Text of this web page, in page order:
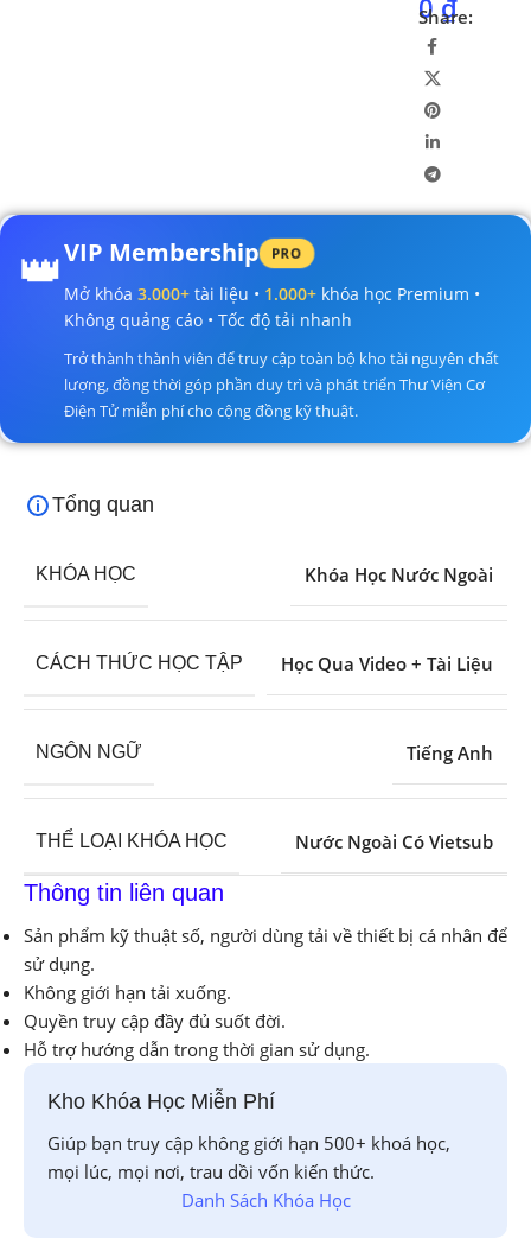
0₫
Share:
👑VIP Membership PRO
Mở khóa 3.000+ tài liệu • 1.000+ khóa học Premium •
Không quảng cáo • Tốc độ tải nhanh
Trở thành thành viên để truy cập toàn bộ kho tài nguyên chất
lượng, đồng thời góp phần duy trì và phát triển Thư Viện Cơ
Điện Tử miễn phí cho cộng đồng kỹ thuật.
Tổng quan
KHÓA HỌC Khóa Học Nước Ngoài
CÁCH THỨC HỌC TẬP Học Qua Video + Tài Liệu
NGÔN NGỮ Tiếng Anh
THỂ LOẠI KHÓA HỌC Nước Ngoài Có Vietsub
Thông tin liên quan
Sản phẩm kỹ thuật số, người dùng tải về thiết bị cá nhân để
sử dụng.
Không giới hạn tải xuống.
Quyền truy cập đầy đủ suốt đời.
Hỗ trợ hướng dẫn trong thời gian sử dụng.
Kho Khóa Học Miễn Phí
Giúp bạn truy cập không giới hạn 500+ khoá học,
mọi lúc, mọi nơi, trau dồi vốn kiến thức.
Danh Sách Khóa Học